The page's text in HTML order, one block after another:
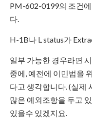
PM-602-0199의 조건에
다.
H-1B나 L status가
일부 가능한 경우라면
중에, 예전에 이민법을
다고 생각합니다. (실제
많은 예외조항을 두고
있을수 있겠지요.